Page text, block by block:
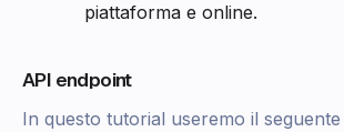
piattaforma e online.
API endpoint
In questo tutorial useremo il